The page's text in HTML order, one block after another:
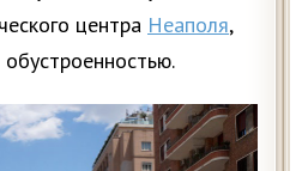
центра Неаполя,